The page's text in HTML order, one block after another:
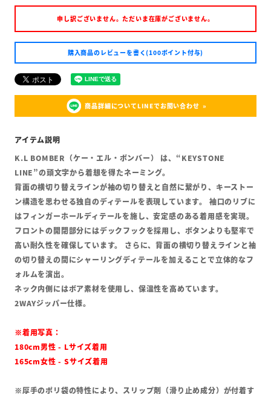
申し訳ございません。ただいま在庫がございません。
購入商品のレビューを書く(100ポイント付与)
商品詳細についてLINEでお問い合わせ
K.L BOMBER（ケー・エル・ボンバー） は、“KEYSTONE
LINE”の頭文字から着想を得たネーミング。
背面の横切り替えラインが袖の切り替えと自然に繋がり、キーストー
ン構造を思わせる独自のディテールを表現しています。 袖口のリブに
はフィンガーホールディテールを施し、安定感のある着用感を実現。
フロントの開閉部分にはデックフックを採用し、ボタンよりも堅牢で
高い耐久性を確保しています。 さらに、背面の横切り替えラインと袖
の切り替えの間にシャーリングディテールを加えることで立体的なフ
ォルムを演出。
ネック内側にはボア素材を使用し、保温性を高めています。
2WAYジッパー仕様。
※着用写真：
180cm男性 - Lサイズ着用
165cm女性 - Sサイズ着用
※厚手のポリ袋の特性により、スリップ剤（滑り止め成分）が付着す